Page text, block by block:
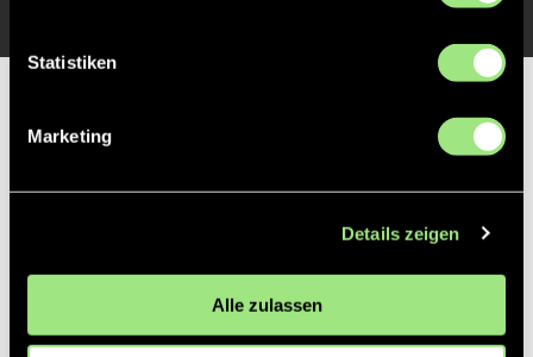
Statistiken
Marketing
Details zeigen
Alle zulassen